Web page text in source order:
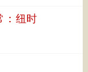
：纽时